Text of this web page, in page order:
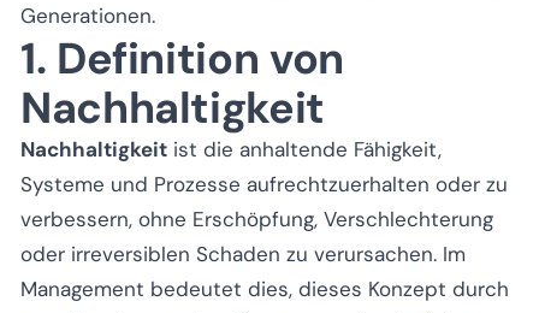
Generationen.
1. Definition von
Nachhaltigkeit
Nachhaltigkeit ist die anhaltende Fähigkeit,
Systeme und Prozesse aufrechtzuerhalten oder zu
verbessern, ohne Erschöpfung, Verschlechterung
oder irreversiblen Schaden zu verursachen. Im
Management bedeutet dies, dieses Konzept durch